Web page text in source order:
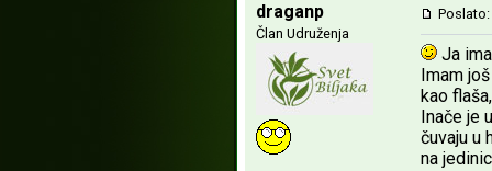
draganp
Član Udruženja
Poslato:
Ja
Imam
kao
Inače je
čuvaju u
na